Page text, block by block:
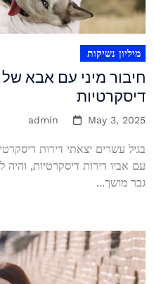
מיליון נשיקות
חיבור מיני עם אבא
דיסקרטיות
admin May 3, 2025
בגיל עשרים יצאתי דירות
עם אביו דירות דיסקרטיות,
גבר מושך...